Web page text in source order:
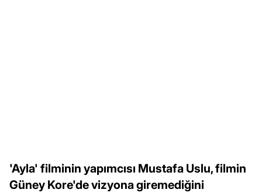
'Ayla' filminin yapımcısı Mustafa Uslu, filmin
Güney Kore'de vizyona giremediğini